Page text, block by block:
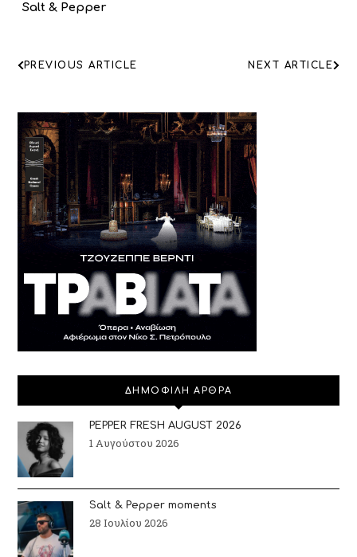
Salt & Pepper
ΠΛΟΗΓΗΣΗ
NEXT ARTICLE
PREVIOUS ARTICLE
ΔΗΜΟΦΙΛΗ ΑΡΘΡΑ
PEPPER FRESH AUGUST 2026
1 Αυγούστου 2026
Salt & Pepper moments
28 Ιουλίου 2026